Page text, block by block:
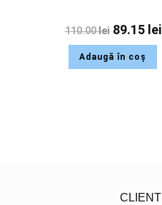
110.00lei 89.15 lei
Adaugă în coș
CLIENTI